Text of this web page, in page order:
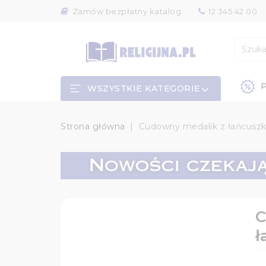
Zamów bezpłatny katalog 12 345 42 00
WSZYSTKIE KATEGORIE
Strona główna Cudowny medalik z